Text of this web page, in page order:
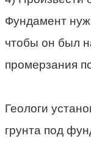
Фундамент
чтобы он был
промерзания
Геологи
грунта под